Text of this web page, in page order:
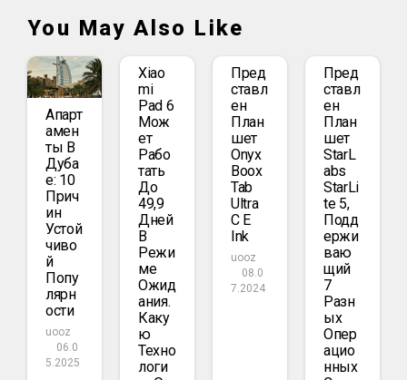
You May Also Like
Апарт
Амен
Ты В
Дуба
Е: 10
Прич
Ин
Устой
Чиво
Й
Попу
Лярн
Ости
uooz
06.0
5.2025
Xiao
Mi
Pad 6
Мож
Ет
Рабо
Тать
До
49,9
Дней
В
Режи
Ме
Ожид
Ания.
Каку
Ю
Техно
Логи
Пред
Ставл
Ен
План
Шет
Onyx
Boox
Tab
Ultra
C E
Ink
uooz
08.0
7.2024
Пред
Ставл
Ен
План
Шет
StarL
Abs
StarLi
Te 5,
Подд
Ержи
Ваю
Щий
7
Разн
Ых
Опер
Ацио
Нных